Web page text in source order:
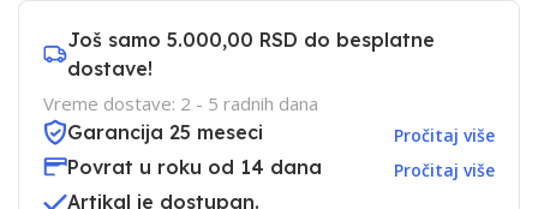
Još samo 5.000,00 RSD do besplatne
dostave!
Vreme dostave: 2 - 5 radnih dana
Garancija 25 meseci
Pročitaj više
Povrat u roku od 14 dana Pročitaj više
Artikal je dostupan.